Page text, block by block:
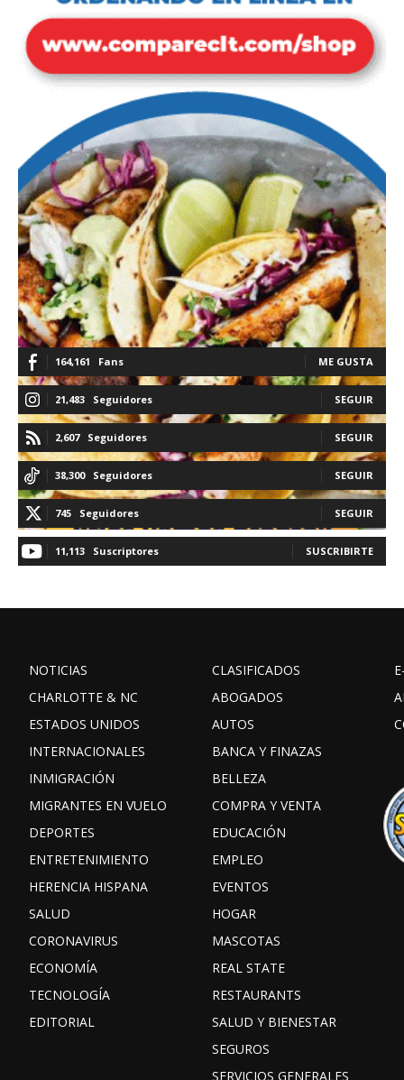
164,161 Fans ME GUSTA
21,483 Seguidores SEGUIR
2,607 Seguidores SEGUIR
38,300 Seguidores SEGUIR
745 Seguidores SEGUIR
11,113 Suscriptores SUSCRIBIRTE
NOTICIAS
CHARLOTTE & NC
ESTADOS UNIDOS
INTERNACIONALES
INMIGRACIÓN
MIGRANTES EN VUELO
DEPORTES
ENTRETENIMIENTO
HERENCIA HISPANA
SALUD
CORONAVIRUS
ECONOMÍA
TECNOLOGÍA
EDITORIAL
CLASIFICADOS
ABOGADOS
AUTOS
BANCA Y FINAZAS
BELLEZA
COMPRA Y VENTA
EDUCACIÓN
EMPLEO
EVENTOS
HOGAR
MASCOTAS
REAL STATE
RESTAURANTS
SALUD Y BIENESTAR
SEGUROS
SERVICIOS GENERALES